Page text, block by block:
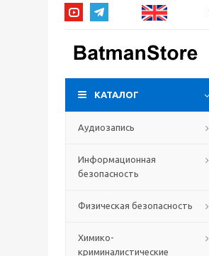
КАТАЛОГ
Аудиозапись
Информационная
безопасность
Физическая безопасность
Химико-
криминалистические